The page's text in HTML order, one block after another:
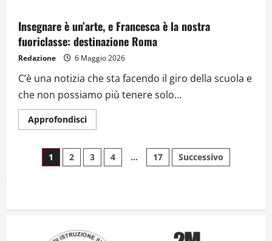
Insegnare è un’arte, e Francesca è la nostra
fuoriclasse: destinazione Roma
Redazione 6 Maggio 2026
C’è una notizia che sta facendo il giro della scuola e
che non possiamo più tenere solo...
Approfondisci
1 2 3 4 … 17 Successivo
2
3